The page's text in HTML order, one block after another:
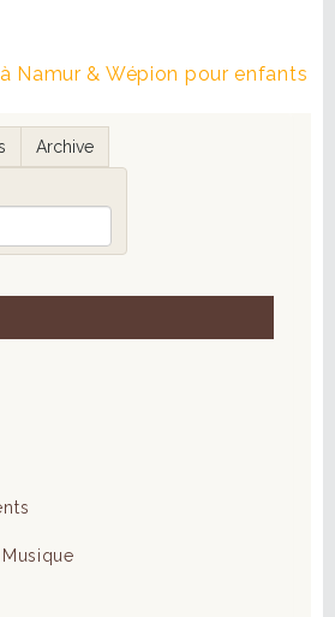
Namur & Wépion pour enfants
Archive
Musique